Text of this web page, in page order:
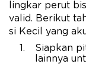
lingkar perut
valid. Berikut
si Kecil yang
Siapkan
lainnya